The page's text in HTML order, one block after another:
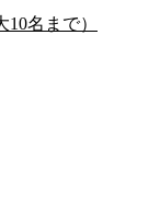
名まで）